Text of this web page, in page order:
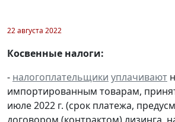
22 августа 2022
Косвенные налоги:
- налогоплательщики уплачивают
импортированным товарам,
июле 2022 г. (срок платежа,